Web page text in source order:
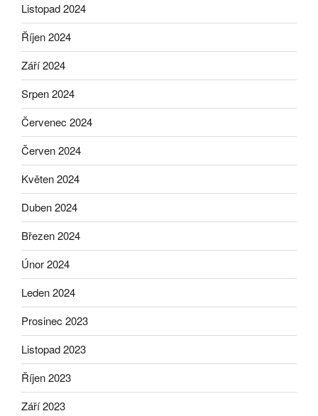
Listopad 2024
Říjen 2024
Září 2024
Srpen 2024
Červenec 2024
Červen 2024
Květen 2024
Duben 2024
Březen 2024
Únor 2024
Leden 2024
Prosinec 2023
Listopad 2023
Říjen 2023
Září 2023